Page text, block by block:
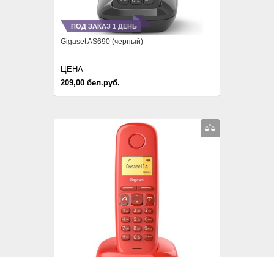
ПОД ЗАКАЗ 1 ДЕНЬ
Gigaset AS690 (черный)
209,00 бел.руб.
ЦЕНА